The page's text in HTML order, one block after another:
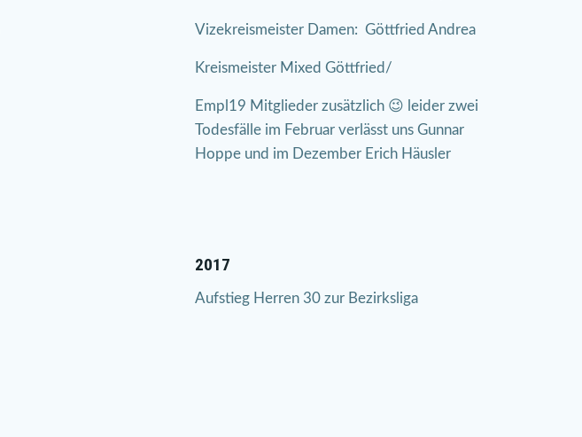
Vizekreismeister Damen: Göttfried Andrea
Kreismeister Mixed Göttfried/
Empl19 Mitglieder zusätzlich 😉 leider zwei
Todesfälle im Februar verlässt uns Gunnar
Hoppe und im Dezember Erich Häusler
2017
Aufstieg Herren 30 zur Bezirksliga